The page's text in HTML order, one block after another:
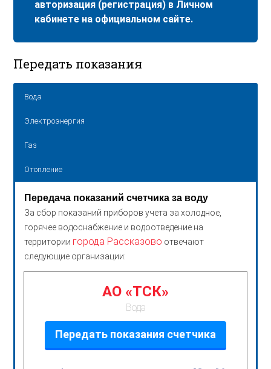
авторизация (регистрация) в Личном
кабинете на официальном сайте.
Передать показания
Вода
Электроэнергия
Газ
Отопление
Передача показаний счетчика за воду
За сбор показаний приборов учета за холодное,
горячее водоснабжение и водоотведение на
территории города Рассказово отвечают
следующие организации:
АО «ТСК»
Вода
Передать показания счетчика